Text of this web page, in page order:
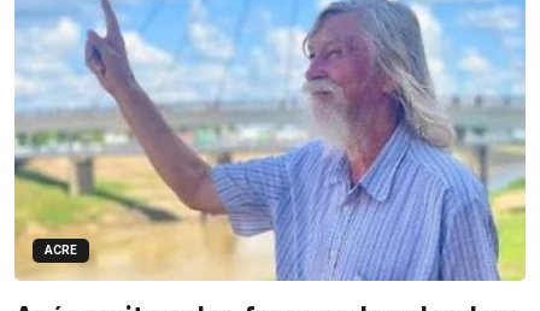
ACRE